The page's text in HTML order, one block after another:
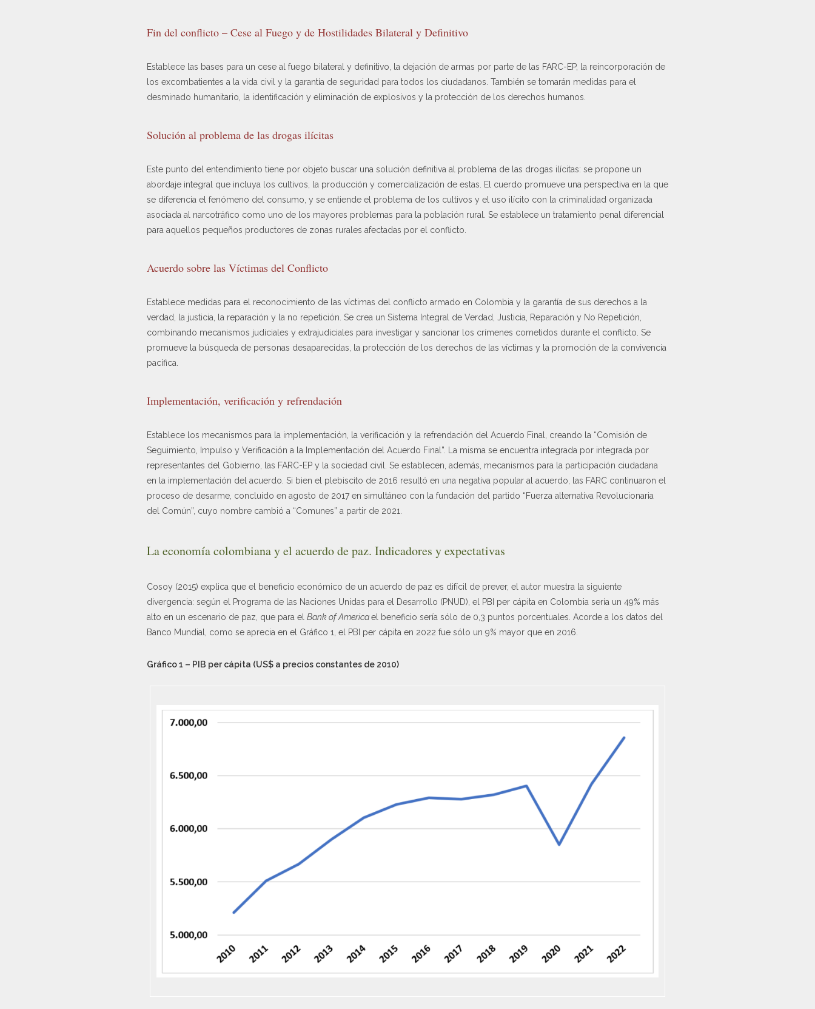
Fin del conflicto – Cese al Fuego y de Hostilidades Bilateral y Definitivo
Establece las bases para un cese al fuego bilateral y definitivo, la dejación de armas por parte de las FARC-EP, la reincorporación de
los excombatientes a la vida civil y la garantía de seguridad para todos los ciudadanos. También se tomarán medidas para el
desminado humanitario, la identificación y eliminación de explosivos y la protección de los derechos humanos.
Solución al problema de las drogas ilícitas
Este punto del entendimiento tiene por objeto buscar una solución definitiva al problema de las drogas ilícitas: se propone un
abordaje integral que incluya los cultivos, la producción y comercialización de estas. El cuerdo promueve una perspectiva en la que
se diferencia el fenómeno del consumo, y se entiende el problema de los cultivos y el uso ilícito con la criminalidad organizada
asociada al narcotráfico como uno de los mayores problemas para la población rural. Se establece un tratamiento penal diferencial
para aquellos pequeños productores de zonas rurales afectadas por el conflicto.
Acuerdo sobre las Víctimas del Conflicto
Establece medidas para el reconocimiento de las víctimas del conflicto armado en Colombia y la garantía de sus derechos a la
verdad, la justicia, la reparación y la no repetición. Se crea un Sistema Integral de Verdad, Justicia, Reparación y No Repetición,
combinando mecanismos judiciales y extrajudiciales para investigar y sancionar los crímenes cometidos durante el conflicto. Se
promueve la búsqueda de personas desaparecidas, la protección de los derechos de las víctimas y la promoción de la convivencia
pacífica.
Implementación, verificación y refrendación
Establece los mecanismos para la implementación, la verificación y la refrendación del Acuerdo Final, creando la “Comisión de
Seguimiento, Impulso y Verificación a la Implementación del Acuerdo Final”. La misma se encuentra integrada por integrada por
representantes del Gobierno, las FARC-EP y la sociedad civil. Se establecen, además, mecanismos para la participación ciudadana
en la implementación del acuerdo. Si bien el plebiscito de 2016 resultó en una negativa popular al acuerdo, las FARC continuaron el
proceso de desarme, concluido en agosto de 2017 en simultáneo con la fundación del partido “Fuerza alternativa Revolucionaria
del Común”, cuyo nombre cambió a “Comunes” a partir de 2021.
La economía colombiana y el acuerdo de paz. Indicadores y expectativas
Cosoy (2015) explica que el beneficio económico de un acuerdo de paz es difícil de prever, el autor muestra la siguiente
divergencia: según el Programa de las Naciones Unidas para el Desarrollo (PNUD), el PBI per cápita en Colombia sería un 49% más
alto en un escenario de paz, que para el Bank of Americael beneficio sería sólo de 0,3 puntos porcentuales. Acorde a los datos del
Banco Mundial, como se aprecia en el Gráfico 1, el PBI per cápita en 2022 fue sólo un 9% mayor que en 2016.
Gráfico 1 – PIB per cápita (US$ a precios constantes de 2010)